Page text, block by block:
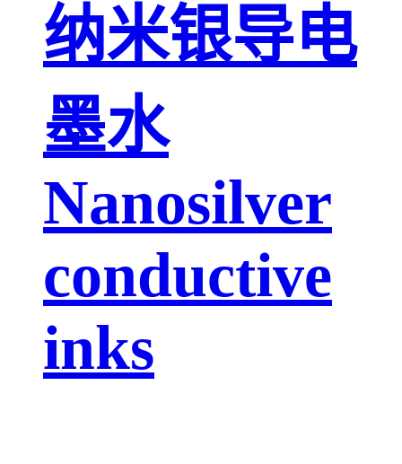
纳米银导电
墨水
Nanosilver
conductive
inks